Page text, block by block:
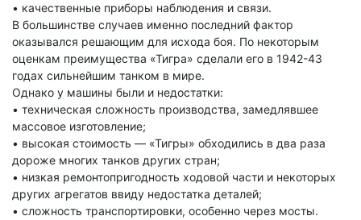
• качественные приборы наблюдения и связи.
В большинстве случаев именно последний фактор
оказывался решающим для исхода боя. По некоторым
оценкам преимущества «Тигра» сделали его в 1942-43
годах сильнейшим танком в мире.
Однако у машины были и недостатки:
• техническая сложность производства, замедлявшее
массовое изготовление;
• высокая стоимость — «Тигры» обходились в два раза
дороже многих танков других стран;
• низкая ремонтопригодность ходовой части и некоторых
других агрегатов ввиду недостатка деталей;
• сложность транспортировки, особенно через мосты.